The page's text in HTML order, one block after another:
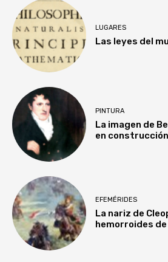
LUGARES
Las leyes del
PINTURA
La imagen de
en construcción
EFEMÉRIDES
La nariz de
hemorroides de